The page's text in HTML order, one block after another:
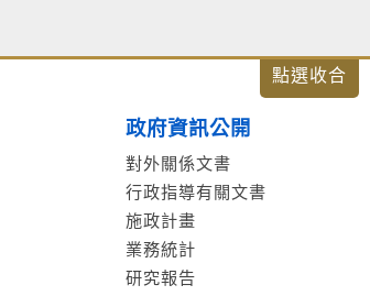
政府資訊公開
對外關係文書
行政指導有關文書
施政計畫
業務統計
研究報告